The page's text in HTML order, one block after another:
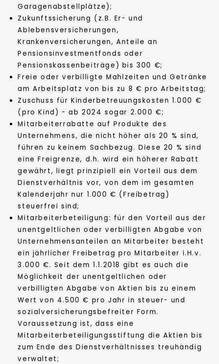
Garagenabstellplätze);
Zukunftssicherung (z.B. Er- und
Ablebensversicherungen,
Krankenversicherungen, Anteile an
Pensionsinvestmentfonds oder
Pensionskassenbeiträge) bis 300 €;
Freie oder verbilligte Mahlzeiten und Getränke
am Arbeitsplatz von bis zu 8 € pro Arbeitstag;
Zuschuss für Kinderbetreuungskosten 1.000 €
(pro Kind) - ab 2024 sogar 2.000 €;
Mitarbeiterrabatte auf Produkte des
Unternehmens, die nicht höher als 20 % sind,
führen zu keinem Sachbezug. Diese 20 % sind
eine Freigrenze, d.h. wird ein höherer Rabatt
gewährt, liegt prinzipiell ein Vorteil aus dem
Dienstverhältnis vor, von dem im gesamten
Kalenderjahr nur 1.000 € (Freibetrag)
steuerfrei sind;
Mitarbeiterbeteiligung: für den Vorteil aus der
unentgeltlichen oder verbilligten Abgabe von
Unternehmensanteilen an Mitarbeiter besteht
ein jährlicher Freibetrag pro Mitarbeiter i.H.v.
3.000 €. Seit dem 1.1.2018 gibt es auch die
Möglichkeit der unentgeltlichen oder
verbilligten Abgabe von Aktien bis zu einem
Wert von 4.500 € pro Jahr in steuer- und
sozialversicherungsbefreiter Form.
Voraussetzung ist, dass eine
Mitarbeiterbeteiligungsstiftung die Aktien bis
zum Ende des Dienstverhältnisses treuhändig
verwaltet;